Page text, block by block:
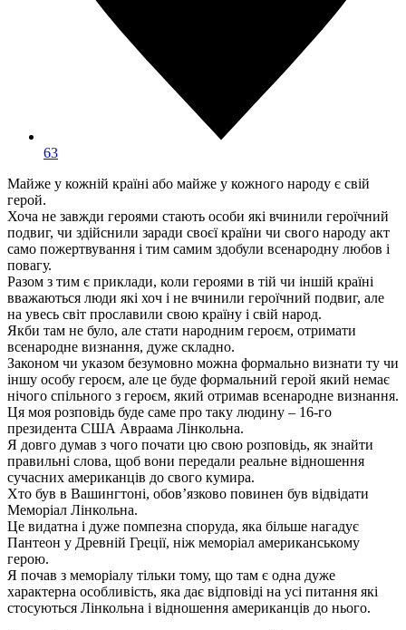
63
Майже у кожній країні або майже у кожного народу є свій
герой.
Хоча не завжди героями стають особи які вчинили героїчний
подвиг, чи здійснили заради своєї країни чи свого народу акт
само пожертвування і тим самим здобули всенародну любов і
повагу.
Разом з тим є приклади, коли героями в тій чи іншій країні
вважаються люди які хоч і не вчинили героїчний подвиг, але
на увесь світ прославили свою країну і свій народ.
Якби там не було, але стати народним героєм, отримати
всенародне визнання, дуже складно.
Законом чи указом безумовно можна формально визнати ту чи
іншу особу героєм, але це буде формальний герой який немає
нічого спільного з героєм, який отримав всенародне визнання.
Ця моя розповідь буде саме про таку людину – 16-го
президента США Авраама Лінкольна.
Я довго думав з чого почати цю свою розповідь, як знайти
правильні слова, щоб вони передали реальне відношення
сучасних американців до свого кумира.
Хто був в Вашингтоні, обов’язково повинен був відвідати
Меморіал Лінкольна.
Це видатна і дуже помпезна споруда, яка більше нагадує
Пантеон у Древній Греції, ніж меморіал американському
герою.
Я почав з меморіалу тільки тому, що там є одна дуже
характерна особливість, яка дає відповіді на усі питання які
стосуються Лінкольна і відношення американців до нього.